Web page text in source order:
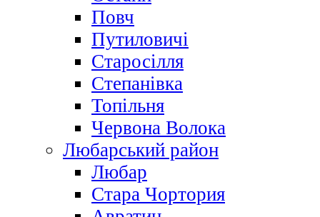
Повч
Путиловичі
Старосілля
Степанівка
Топільня
Червона Волока
Любарський район
Любар
Стара Чортория